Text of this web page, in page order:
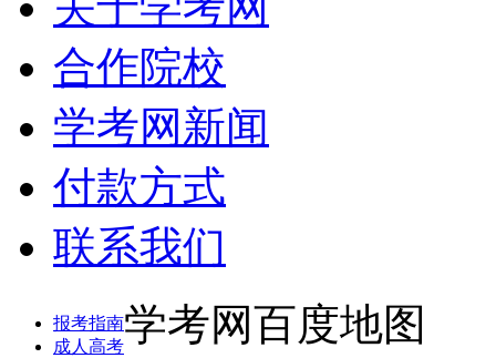
合作院校
学考网新闻
付款方式
联系我们
报考指南
成人高考学考网百度地图